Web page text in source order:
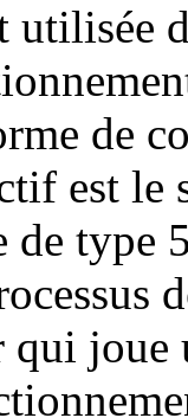
utilisée
de
est
de type
qui